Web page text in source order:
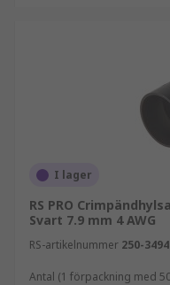
I lager
RS PRO
Svart 7.9 mm 4 AWG
RS-artikelnummer 250-3494
Antal (1 förpackning med